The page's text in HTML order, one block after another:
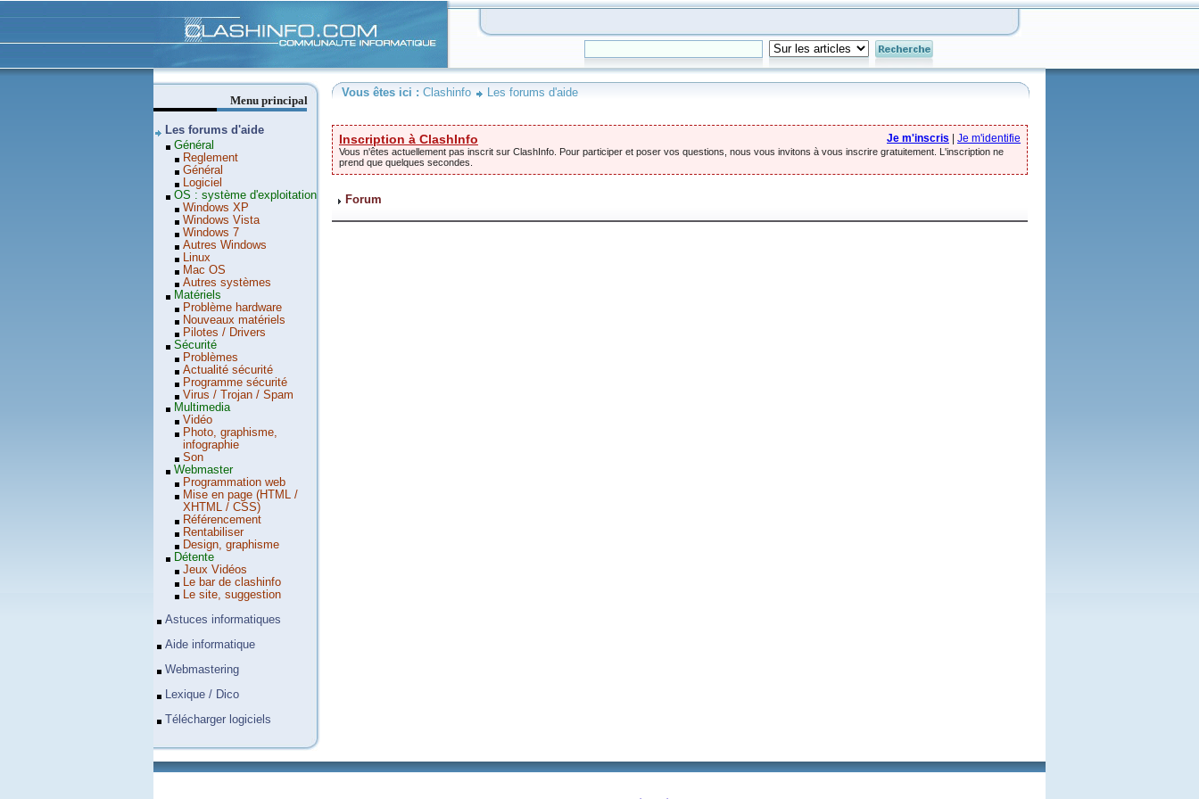
Vous êtes ici : Clashinfo Les forums d'aide
Je m'inscris Je m'identifie
Inscription à ClashInfo
Vous n'êtes actuellement pas inscrit sur ClashInfo. Pour participer et poser vos questions, nous vous invitons à vous inscrire gratuitement. L'inscription ne
prend que quelques secondes.
Forum
Menu principal
Les forums d'aide
Général
Reglement
Général
Logiciel
OS : système d'exploitation
Windows XP
Windows Vista
Windows 7
Autres Windows
Linux
Mac OS
Autres systèmes
Matériels
Problème hardware
Nouveaux matériels
Pilotes / Drivers
Sécurité
Problèmes
Actualité sécurité
Programme sécurité
Virus / Trojan / Spam
Multimedia
Vidéo
Photo, graphisme,
infographie
Son
Webmaster
Programmation web
Mise en page (HTML /
XHTML / CSS)
Référencement
Rentabiliser
Design, graphisme
Détente
Jeux Vidéos
Le bar de clashinfo
Le site, suggestion
Astuces informatiques
Aide informatique
Webmastering
Lexique / Dico
Télécharger logiciels